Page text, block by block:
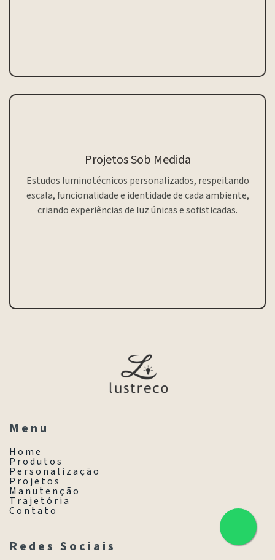
Projetos Sob Medida
Estudos luminotécnicos personalizados, respeitando
escala, funcionalidade e identidade de cada ambiente,
criando experiências de luz únicas e sofisticadas.
M e n u
H o m e
P r o d u t o s
P e r s o n a l i z a ç ã o
P r o j e t o s
M a n u t e n ç ã o
T r a j e t ó r i a
C o n t a t o
R e d e s S o c i a i s